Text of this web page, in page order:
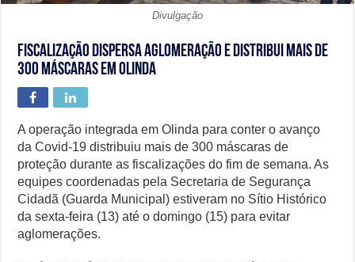
Divulgação
Fiscalização dispersa aglomeração e distribui mais de
300 máscaras em Olinda
A operação integrada em Olinda para conter o avanço
da Covid-19 distribuiu mais de 300 máscaras de
proteção durante as fiscalizações do fim de semana. As
equipes coordenadas pela Secretaria de Segurança
Cidadã (Guarda Municipal) estiveram no Sítio Histórico
da sexta-feira (13) até o domingo (15) para evitar
aglomerações.